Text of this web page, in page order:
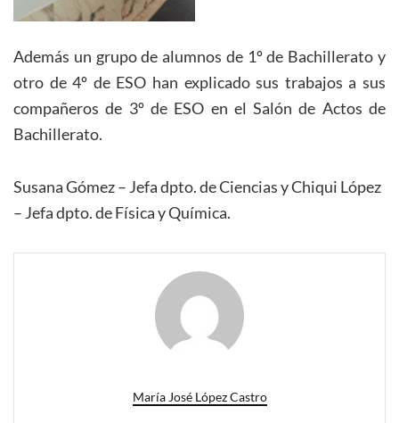
Además un grupo de alumnos de 1º de Bachillerato y
otro de 4º de ESO han explicado sus trabajos a sus
compañeros de 3º de ESO en el Salón de Actos de
Bachillerato.
Susana Gómez – Jefa dpto. de Ciencias y Chiqui López
– Jefa dpto. de Física y Química.
María José López Castro